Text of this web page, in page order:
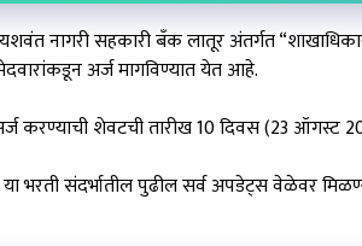
नागरी सहकारी बँक लातूर अंतर्गत
अर्ज मागविण्यात येत आहे.
शेवटची तारीख 10 दिवस (23 ऑगस्ट
संदर्भातील पुढील सर्व अपडेट्स वेळेवर